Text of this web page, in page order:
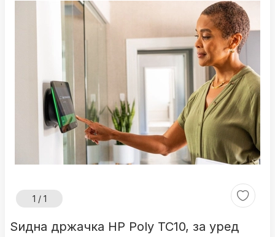
1 / 1
Ѕидна држачка HP Poly TC10, за уред